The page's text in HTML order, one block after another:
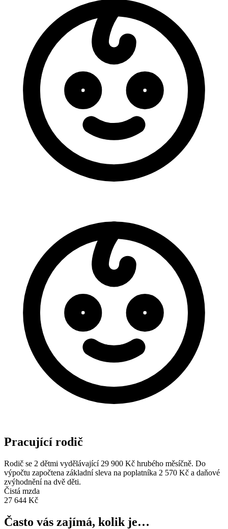
Pracující rodič
Rodič se 2 dětmi vydělávající 29 900 Kč hrubého měsíčně. Do
výpočtu započtena základní sleva na poplatníka 2 570 Kč a daňové
zvýhodnění na dvě děti.
Čistá mzda
27 644 Kč
Často vás zajímá, kolik je…